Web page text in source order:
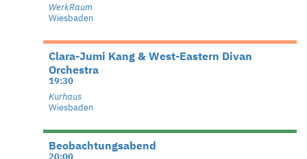
WerkRaum
Wiesbaden
Clara-Jumi Kang & West-Eastern Divan
Orchestra
19:30
Kurhaus
Wiesbaden
Beobachtungsabend